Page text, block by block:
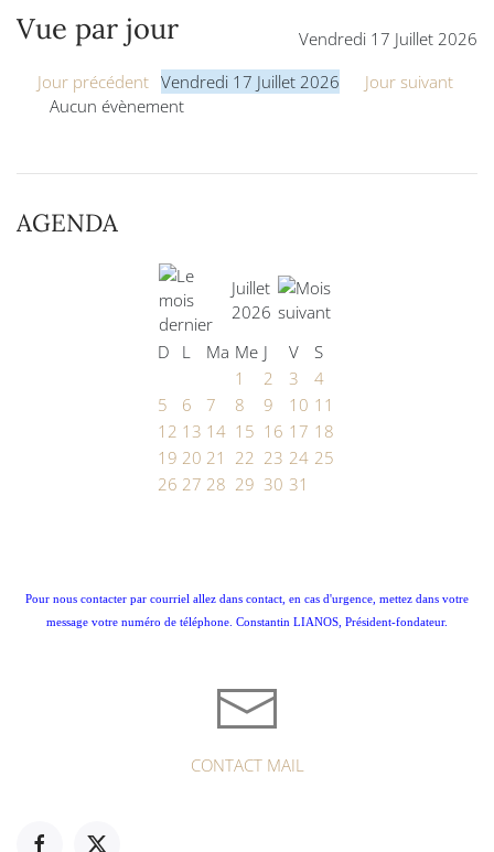
Vue par jour
Vendredi 17 Juillet 2026
Jour précédent Vendredi 17 Juillet 2026
Jour suivant
Aucun évènement
AGENDA
Juillet
2026
D
L Ma Me J V
S
1
2 3
4
5
6 7 8 9 10 11
12 13 14 15 16 17 18
19 20 21 22 23 24 25
26 27 28 29 30 31
Pour nous contacter par courriel allez dans contact, en cas d'urgence, mettez dans votre
message votre numéro de téléphone. Constantin LIANOS, Président-fondateur.
CONTACT MAIL